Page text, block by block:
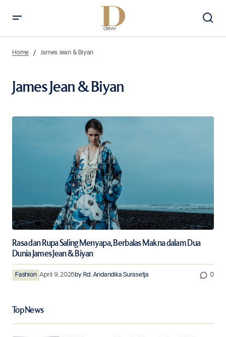
Home James Jean & Biyan
James Jean & Biyan
Rasa dan Rupa Saling Menyapa, Berbalas Makna dalam Dua
Dunia James Jean & Biyan
Fashion April 9, 2026by Rd. Andandika Surasetja 0
Top News